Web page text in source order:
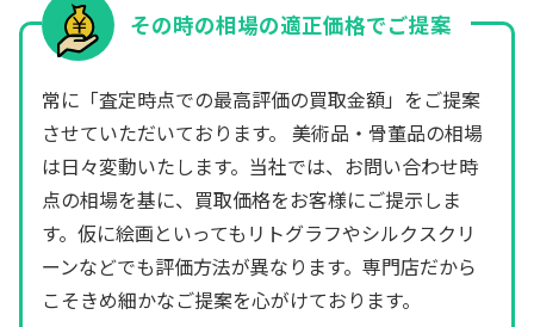
その時の相場の適正価格でご提案
常に「査定時点での最高評価の買取金額」をご提案
させていただいております。 美術品・骨董品の相場
は日々変動いたします。当社では、お問い合わせ時
点の相場を基に、買取価格をお客様にご提示しま
す。仮に絵画といってもリトグラフやシルクスクリ
ーンなどでも評価方法が異なります。専門店だから
こそきめ細かなご提案を心がけております。